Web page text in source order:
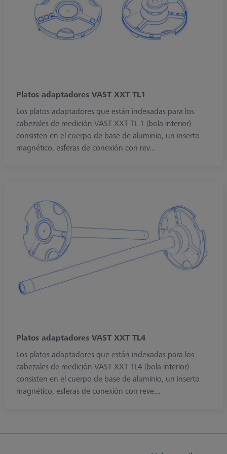
Platos adaptadores VAST XXT TL1
Los platos adaptadores que están indexadas para los
cabezales de medición VAST XXT TL 1 (bola interior)
consisten en el cuerpo de base de aluminio, un inserto
magnético, esferas de conexión con rev...
Platos adaptadores VAST XXT TL4
Los platos adaptadores que están indexadas para los
cabezales de medición VAST XXT TL4 (bola interior)
consisten en el cuerpo de base de aluminio, un inserto
magnético, esferas de conexión con reve...